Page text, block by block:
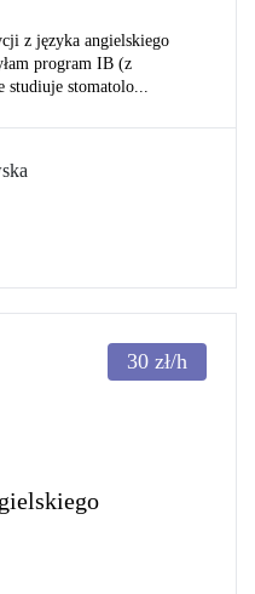
z języka angielskiego
program IB (z
stomatolo...
30 zł/h